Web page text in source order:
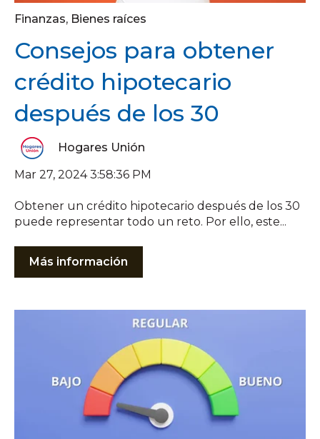
Finanzas, Bienes raíces
Consejos para obtener
crédito hipotecario
después de los 30
Hogares Unión
Mar 27, 2024 3:58:36 PM
Obtener un crédito hipotecario después de los 30
puede representar todo un reto. Por ello, este...
Más información